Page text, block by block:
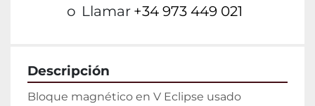
o Llamar +34 973 449 021
Descripción
Bloque magnético en V Eclipse usado